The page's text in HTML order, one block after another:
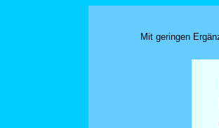
Mit geringen